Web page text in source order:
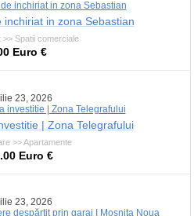
inchiriat in zona Sebastian
>> Spatii comerciale
Euro €
23, 2026
| Zona Telegrafului
>> Apartamente
Euro €
23, 2026